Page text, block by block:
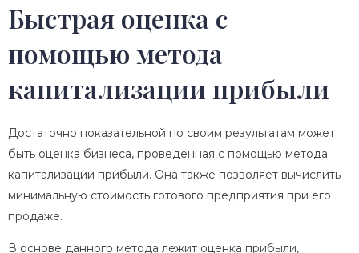
Быстрая оценка с
помощью метода
капитализации прибыли
Достаточно показательной по своим результатам может
быть оценка бизнеса, проведенная с помощью метода
капитализации прибыли. Она также позволяет вычислить
минимальную стоимость готового предприятия при его
продаже.
В основе данного метода лежит оценка прибыли,